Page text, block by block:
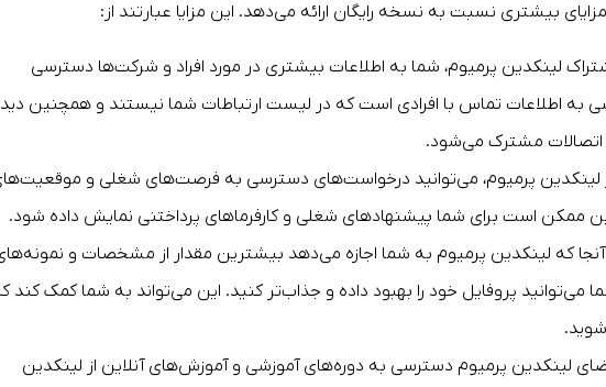
بیشتری نسبت به نسخه رایگان ارائه می‌دهد. این مزایا عبارتند از:
لینکدین پرمیوم، شما به اطلاعات بیشتری در مورد افراد و شرکت‌ها دسترسی
اطلاعات تماس با افرادی است که در لیست ارتباطات شما نیستند و همچنین
اتصالات مشترک می‌شود.
از لینکدین پرمیوم، می‌توانید درخواست‌های دسترسی به فرصت‌های شغلی و
ممکن است برای شما پیشنهادهای شغلی و کارفرماهای پرداختنی نمایش داده شود.
آنجا که لینکدین پرمیوم به شما اجازه می‌دهد بیشترین مقدار از مشخصات و
می‌توانید پروفایل خود را بهبود داده و جذاب‌تر کنید. این می‌تواند به شما کمک کند
لینکدین پرمیوم دسترسی به دوره‌های آموزشی و آموزش‌های آنلاین از لینکدین